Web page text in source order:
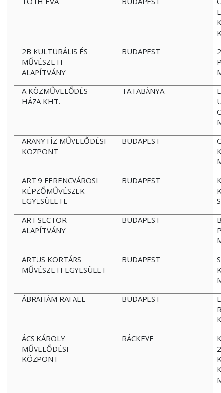
2B KULTURÁLIS ÉS
MŰVÉSZETI
ALAPÍTVÁNY
BUDAPEST
A KÖZMŰVELŐDÉS
HÁZA KHT.
TATABÁNYA
ARANYTÍZ MŰVELŐDÉSI
KÖZPONT
BUDAPEST
ART 9 FERENCVÁROSI
KÉPZŐMŰVÉSZEK
EGYESÜLETE
BUDAPEST
ART SECTOR
ALAPÍTVÁNY
BUDAPEST
ARTUS KORTÁRS
MŰVÉSZETI EGYESÜLET
BUDAPEST
ÁBRAHÁM RAFAEL
BUDAPEST
ÁCS KÁROLY
MŰVELŐDÉSI
KÖZPONT
RÁCKEVE